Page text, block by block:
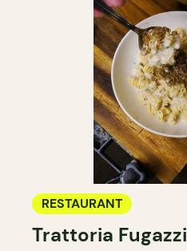
RESTAURANT
Trattoria Fugazzi